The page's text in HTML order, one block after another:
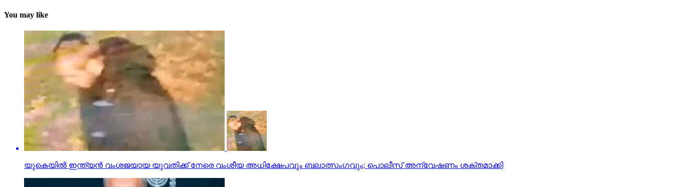
You may like
യുകെയില്‍ ഇന്ത്യന്‍ വംശജയായ യുവതിക്ക് നേരെ വംശീയ അധിക്ഷേപവും ബലാത്സംഗവും; പൊലീസ് അന്വേഷണം ശക്തമാക്കി